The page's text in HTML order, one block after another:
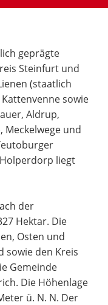
geprägte
Steinfurt und
(staatlich
sowie
Aldrup,
Meckelwege und
liegt
der
Hektar. Die
Osten und
sowie den Kreis
Gemeinde
Die Höhenlage
ü. N. N. Der